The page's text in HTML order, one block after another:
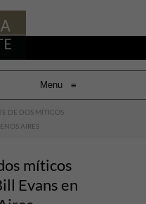
Menu ≡
DE DOS MÍTICOS
AIRES
míticos
Evans en